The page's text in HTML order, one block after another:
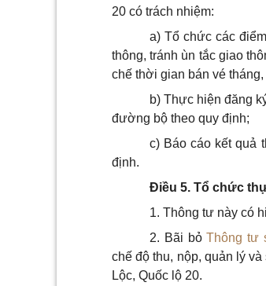
20 có trách nhiệm:
a) Tổ chức các
thông, tránh ùn tắc giao
chế thời gian bán vé tháng,
b) Thực hiện đăng
đường bộ theo quy định;
c) Báo cáo kết quả
định.
Điều 5. Tổ chức th
1. Thông tư này có
2. Bãi bỏThông tư
chế độ thu, nộp, quản lý
Lộc, Quốc lộ 20.